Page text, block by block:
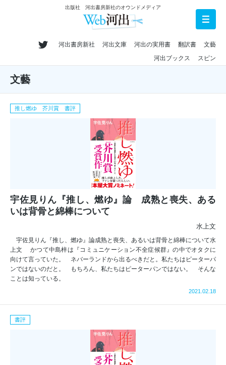
出版社 河出書房新社のオウンドメディア
河出書房新社 河出文庫 河出の実用書 翻訳書
文藝
河出ブックス
スピン
文藝
推し燃ゆ 芥川賞 書評
宇佐見りん『推し、燃ゆ』論 成熟と喪失、ある
いは背骨と綿棒について
水上文
宇佐見りん『推し、燃ゆ』論成熟と喪失、あるいは背骨と綿棒について水
上文 かつて中島梓は『コミュニケーション不全症候群』の中でオタクに
向けて言っていた。 ネバーランドから出るべきだと。私たちはピーターパ
ンではないのだと。 もちろん、私たちはピーターパンではない。 そんな
ことは知っている。
2021.02.18
書評